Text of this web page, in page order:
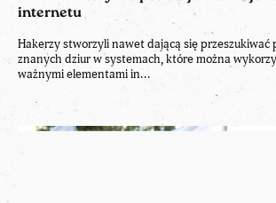
internetu
Hakerzy stworzyli nawet dającą się przeszukiwać
znanych dziur w systemach, które można
ważnymi elementami in...